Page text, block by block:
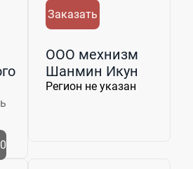
Заказать
ООО мехнизм
Шанмин Икун
Регион не указан